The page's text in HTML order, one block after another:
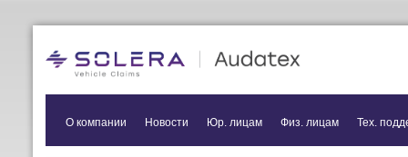
О компании Новости Юр. лицам Физ. лицам Тех.